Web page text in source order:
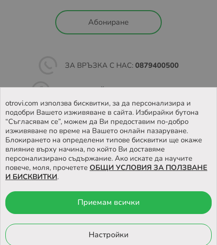
Абониране
ЗА ВРЪЗКА С НАС: 0879400500
ПОСЛЕДВАЙТЕ НИ ВЪВFACEBOOK
НАМЕРЕТЕНАШИЯТ МАГАЗИН
магазин
otrovi.com използва бисквитки, за да персонализира и
подобри Вашето изживяване в сайта. Избирайки бутона
“Съгласявам се”, можем да Ви предоставим по-добро
изживяване по време на Вашето онлайн пазаруване.
Блокирането на определени типове бисквитки ще окаже
влияние върху начина, по който Ви доставяме
персонализирано съдържание. Ако искате да научите
повече, моля, прочетете ОБЩИ УСЛОВИЯ ЗА ПОЛЗВАНЕ
И БИСКВИТКИ.
Приемам всички
Настройки